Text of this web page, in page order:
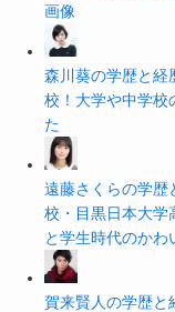
画像
森川葵の学歴と経
校！大学や中学校
た
遠藤さくらの学歴
校・目黒日本大学
と学生時代のかわ
賀来賢人の学歴と